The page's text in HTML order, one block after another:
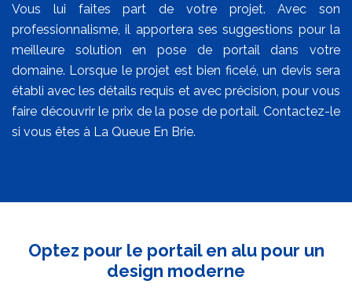
Vous lui faites part de votre projet. Avec son
professionnalisme, il apportera ses suggestions pour la
meilleure solution en pose de portail dans votre
domaine. Lorsque le projet est bien ficelé, un devis sera
établi avec les détails requis et avec précision, pour vous
faire découvrir le prix de la pose de portail. Contactez-le
si vous êtes à La Queue En Brie.
Optez pour le portail en alu pour un
design moderne